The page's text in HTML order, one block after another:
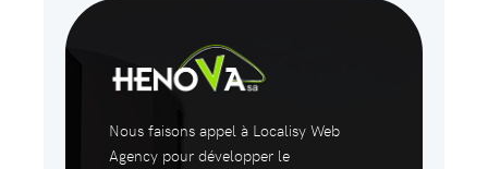
Nous faisons appel à Localisy Web
Agency pour développer le